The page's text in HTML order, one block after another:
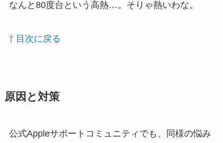
なんと80度台という高熱…。そりゃ熱いわな。
⇧ 目次に戻る
原因と対策
公式Appleサポートコミュニティでも、同様の悩み